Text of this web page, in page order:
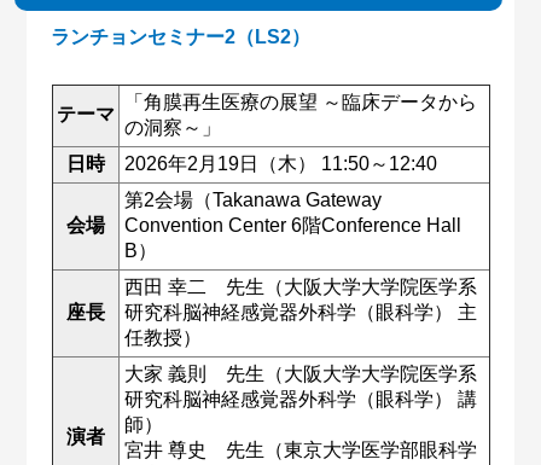
ランチョンセミナー2（LS2）
テーマ
「角膜再生医療の展望 ～臨床データから
の洞察～」
日時
2026年2月19日（木） 11:50～12:40
会場
第2会場（Takanawa Gateway
Convention Center 6階Conference Hall
B）
座長
西田 幸二 先生（大阪大学大学院医学系
研究科脳神経感覚器外科学（眼科学） 主
任教授）
演者
大家 義則 先生（大阪大学大学院医学系
研究科脳神経感覚器外科学（眼科学） 講
師）
宮井 尊史 先生（東京大学医学部眼科学